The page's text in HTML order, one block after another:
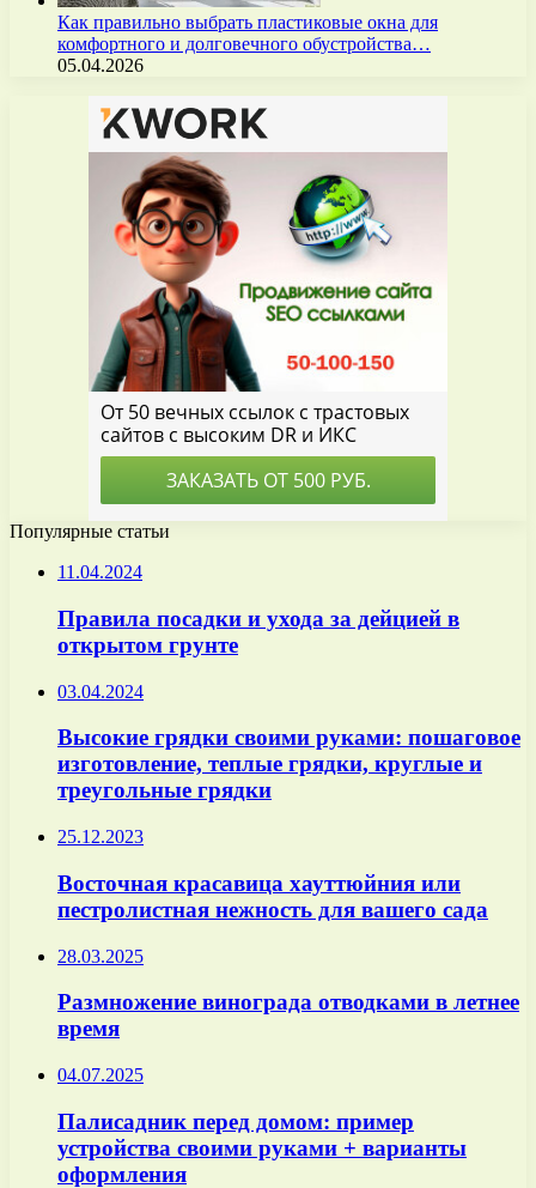
Как правильно выбрать пластиковые окна для
комфортного и долговечного обустройства…
05.04.2026
Популярные статьи
11.04.2024
Правила посадки и ухода за дейцией в
открытом грунте
03.04.2024
Высокие грядки своими руками: пошаговое
изготовление, теплые грядки, круглые и
треугольные грядки
25.12.2023
Восточная красавица хауттюйния или
пестролистная нежность для вашего сада
28.03.2025
Размножение винограда отводками в летнее
время
04.07.2025
Палисадник перед домом: пример
устройства своими руками + варианты
оформления